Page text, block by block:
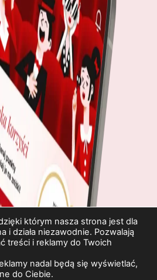
którym nasza strona jest dla
i działa niezawodnie. Pozwalają
treści i reklamy do Twoich
nadal będą się wyświetlać,
do Ciebie.